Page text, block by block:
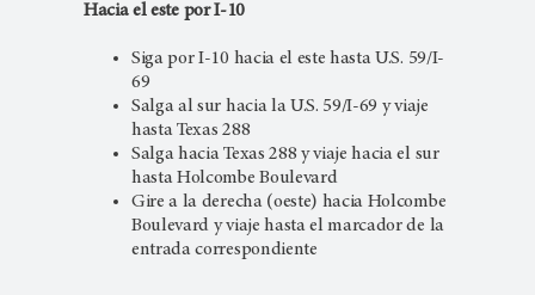
Hacia el este por I-10
Siga por I-10 hacia el este hasta U.S. 59/I-
69
Salga al sur hacia la U.S. 59/I-69 y viaje
hasta Texas 288
Salga hacia Texas 288 y viaje hacia el sur
hasta Holcombe Boulevard
Gire a la derecha (oeste) hacia Holcombe
Boulevard y viaje hasta el marcador de la
entrada correspondiente